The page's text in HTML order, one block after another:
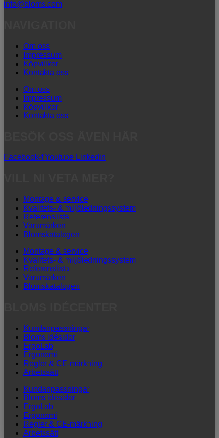
info@bloms.com
Om oss
Impressum
Köpvillkor
Kontakta oss
Om oss
Impressum
Köpvillkor
Kontakta oss
Facebook-f Youtube Linkedin
Montage & service
Kvalitets- & miljöledningssystem
Referenslista
Varumärken
Blomskatalogen
Montage & service
Kvalitets- & miljöledningssystem
Referenslista
Varumärken
Blomskatalogen
Kundanpassningar
Bloms idésidor
ErgoLab
Ergonomi
Regler & CE-märkning
Arbetssätt
Kundanpassningar
Bloms idésidor
ErgoLab
Ergonomi
Regler & CE-märkning
Arbetssätt